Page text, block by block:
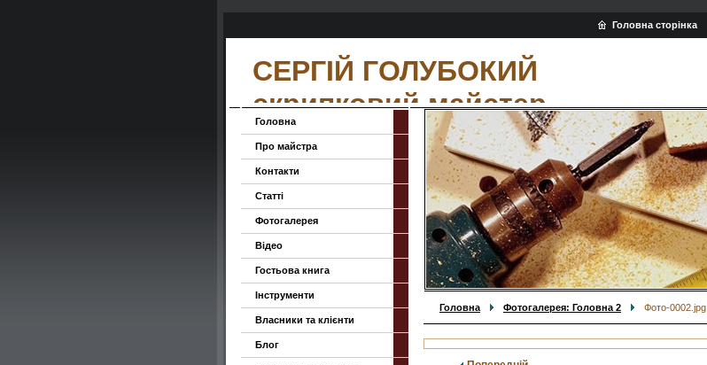
СЕРГІЙ ГОЛУБОКИЙ
скрипковий майстер
Головна Фотогалерея: Головна 2 Фото-0002.jpg
Головна
Про майстра
Контакти
Статті
Фотогалерея
Відео
Гостьова книга
Інструменти
Власники та клієнти
Блог
Головна сторінка